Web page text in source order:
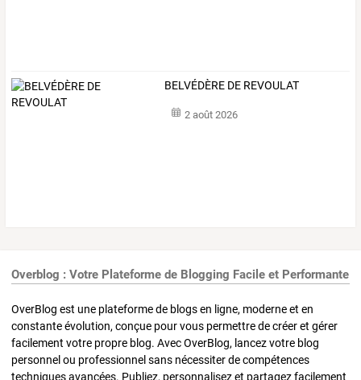
BELVÉDÈRE DE REVOULAT
2 août 2026
Overblog : Votre Plateforme de Blogging Facile et Performante
OverBlog est une plateforme de blogs en ligne, moderne et en
constante évolution, conçue pour vous permettre de créer et gérer
facilement votre propre blog. Avec OverBlog, lancez votre blog
personnel ou professionnel sans nécessiter de compétences
techniques avancées. Publiez, personnalisez et partagez facilement